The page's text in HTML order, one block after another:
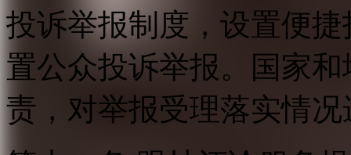
投诉举报制度，设置便
置公众投诉举报。国家
责，对举报受理落实情